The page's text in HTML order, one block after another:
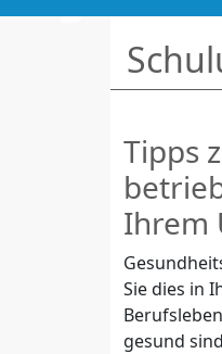
Tipps
Ihrem
Sie dies in
gesund